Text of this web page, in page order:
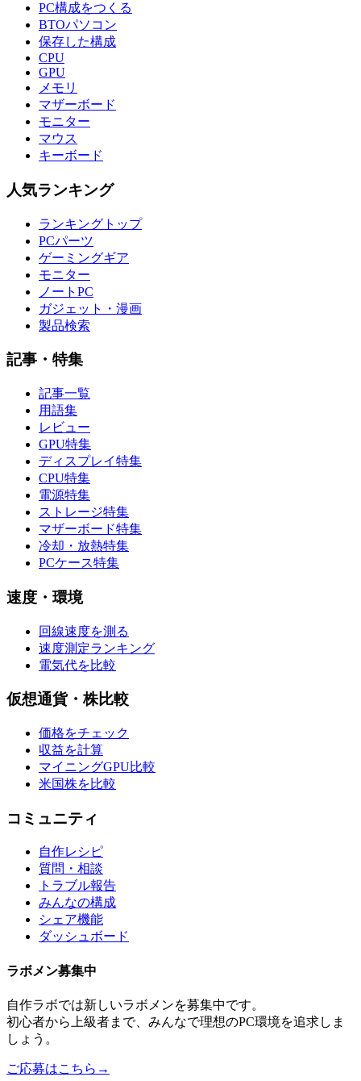
PC構成をつくる
BTOパソコン
保存した構成
CPU
GPU
メモリ
マザーボード
モニター
マウス
キーボード
人気ランキング
ランキングトップ
PCパーツ
ゲーミングギア
モニター
ノートPC
ガジェット・漫画
製品検索
記事・特集
記事一覧
用語集
レビュー
GPU特集
ディスプレイ特集
CPU特集
電源特集
ストレージ特集
マザーボード特集
冷却・放熱特集
PCケース特集
速度・環境
回線速度を測る
速度測定ランキング
電気代を比較
仮想通貨・株比較
価格をチェック
収益を計算
マイニングGPU比較
米国株を比較
コミュニティ
自作レシピ
質問・相談
トラブル報告
みんなの構成
シェア機能
ダッシュボード
ラボメン募集中
自作ラボでは新しいラボメンを募集中です。
初心者から上級者まで、みんなで理想のPC環境を追求しま
しょう。
ご応募はこちら →